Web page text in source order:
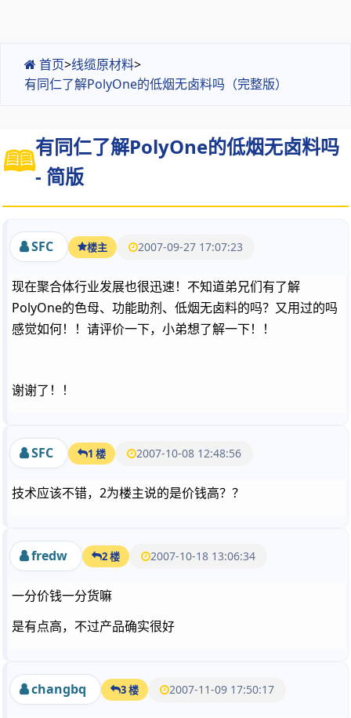
首页>线缆原材料>
有同仁了解PolyOne的低烟无卤料吗（完整版）
有同仁了解PolyOne的低烟无卤料吗
- 简版
SFC 楼主 2007-09-27 17:07:23
现在聚合体行业发展也很迅速！不知道弟兄们有了解
PolyOne的色母、功能助剂、低烟无卤料的吗？又用过的吗
感觉如何！！请评价一下，小弟想了解一下！！
谢谢了！！
SFC 1 楼 2007-10-08 12:48:56
技术应该不错，2为楼主说的是价钱高？？
fredw 2 楼 2007-10-18 13:06:34
一分价钱一分货嘛
是有点高，不过产品确实很好
changbq 3 楼 2007-11-09 17:50:17